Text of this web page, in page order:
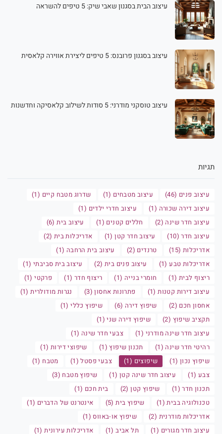
עיצוב הבית בסגנון שאבי שיק: 5 טיפים להשראה
עיצוב בסגנון פרובנס: 5 טיפים ליצירת אווירה קלאסית
עיצוב טוסקני מודרני: 5 סודות לשילוב קלאסיקה וחדשנות
תגיות
עיצוב פנים (46) עיצוב מטבחים (1)
שדרוג מטבח קיים (1)
עיצוב דירה שכורה (1)
עיצוב חדרי ילדים (1)
עיצוב חדר שינה (2)
חללים קטנים (1)
עיצוב בית (6)
עיצוב חדר (10)
עיצוב חדר קטן (1)
אדריכלות בית (2)
אדריכלות (15)
טרנדים (2)
עיצוב בית הרחבה (1)
אדריכלות טבע (1)
עיצוב פנים בית (2)
עיצוב בית סביבתי (1)
ריצוף לבית (1)
חומרי בנייה (1) ריצוף חדר (1)
פרקטי (1)
עיצוב דירות קטנות (1)
פתרונות אחסון (3)
נגרות מודולרית (1)
אחסון חכם (2)
שיפוץ דירה (6)
שיפוץ כללי (1)
תקציב שיפוץ (2)
שיפוץ דירה שני (1)
עיצוב חדר שינה מודרני (1)
צבעי חדר שינה (1)
רהיטי חדר שינה (1)
תכנון שיפוץ (1)
שיפוצי דירות (1)
שיפוץ נכון (1)
שיפוצים (1) צבעי פסטל (1)
מטבח (1)
צבע (1)
עיצוב חדר שינה קטן (1)
שיפוץ מטבח (3)
תכנון חדר (1)
שיפוץ קטן (2)
בית חכם (1)
טכנולוגיה בבית (1)
שיפוץ בית (5)
אינטרנט של הדברים (1)
אדריכלות מודרנית (2)
שיפוץ או-באווס (1)
עיצוב חדר מגורים (1)
תל אביב (1) אדריכלות עירונית (1)